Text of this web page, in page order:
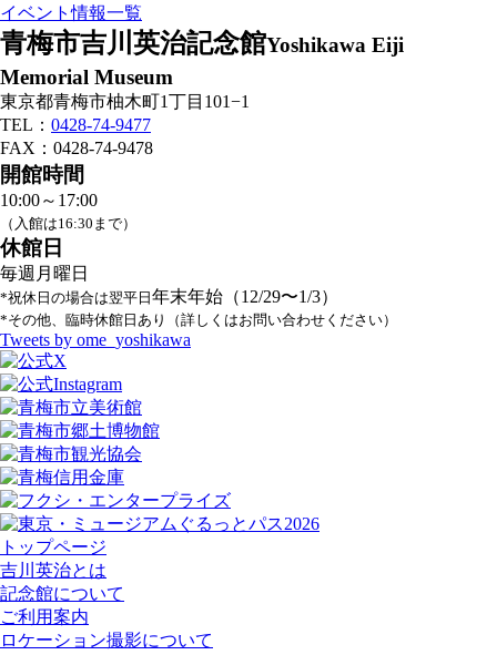
イベント情報一覧
青梅市吉川英治記念館Yoshikawa Eiji
Memorial Museum
東京都青梅市柚木町1丁目101−1
TEL： 0428-74-9477
FAX：0428-74-9478
開館時間
10:00～17:00
（入館は16:30まで）
休館日
毎週月曜日
*祝休日の場合は翌平日 年末年始（12/29〜1/3）
*その他、臨時休館日あり（詳しくはお問い合わせください）
Tweets by ome_yoshikawa
トップページ
吉川英治とは
記念館について
ご利用案内
ロケーション撮影について